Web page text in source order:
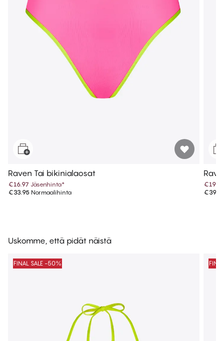
Raven Tai bikinialaosat
€16.97 Jäsenhinta*
€33.95 Normaalihinta
€19.97
Uskomme, että pidät näistä
FINAL SALE -50%